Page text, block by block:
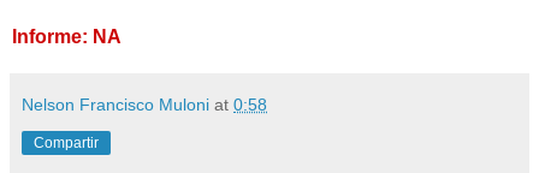
Informe: NA
Nelson Francisco Muloni at 0:58
Compartir